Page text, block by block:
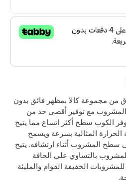
من مجموعة كالا بمظهر فائق بدون
مع توفير أقصى حد من
يوفر الكوب سطح أكثر اتساع مما يتيح
المثالية بسرعة ويسمح
سطح المشروب أثناء ارتشافه. يتيح
بالتساوي على الحافة
الخفيفة القوام والمليئة